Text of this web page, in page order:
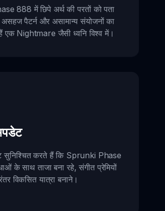
888 में छिपे अर्थ की परतों को पता
पैटर्न और असामान्य संयोजनों का
एक Nightmare जैसी ध्वनि विश्व में।
सुनिश्चित करते हैं कि Sprunki Phase
के साथ ताजा बना रहे, संगीत प्रेमियों
विकसित यात्रा बनाने।